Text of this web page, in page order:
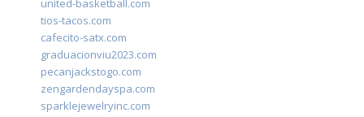
united-basketball.com
tios-tacos.com
cafecito-satx.com
graduacionviu2023.com
pecanjackstogo.com
zengardendayspa.com
sparklejewelryinc.com